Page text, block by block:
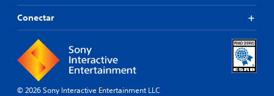
Conectar
© 2026 Sony Interactive Entertainment LLC